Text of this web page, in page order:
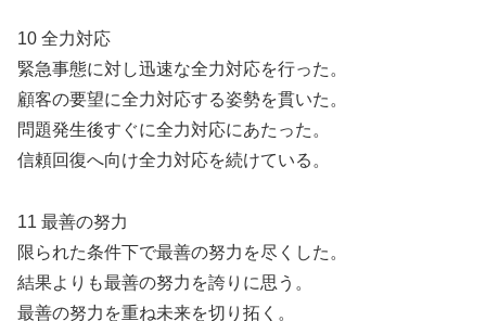
10 全力対応
緊急事態に対し迅速な全力対応を行った。
顧客の要望に全力対応する姿勢を貫いた。
問題発生後すぐに全力対応にあたった。
信頼回復へ向け全力対応を続けている。
11 最善の努力
限られた条件下で最善の努力を尽くした。
結果よりも最善の努力を誇りに思う。
最善の努力を重ね未来を切り拓く。